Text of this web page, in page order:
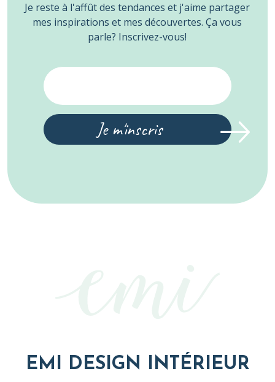
Je reste à l'affût des tendances et j'aime partager
mes inspirations et mes découvertes. Ça vous
parle? Inscrivez-vous!
Je m'inscris
EMI DESIGN INTÉRIEUR